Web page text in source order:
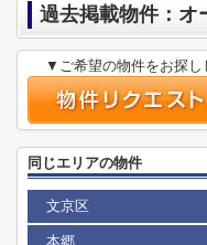
過去掲載物件：オ
▼ご希望の物件をお探し
同じエリアの物件
文京区
本郷